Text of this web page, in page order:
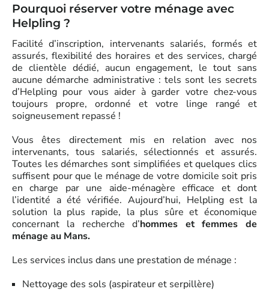
Pourquoi réserver votre ménage avec
Helpling ?
Facilité d’inscription, intervenants salariés, formés et
assurés, flexibilité des horaires et des services, chargé
de clientèle dédié, aucun engagement, le tout sans
aucune démarche administrative : tels sont les secrets
d’Helpling pour vous aider à garder votre chez-vous
toujours propre, ordonné et votre linge rangé et
soigneusement repassé !
Vous êtes directement mis en relation avec nos
intervenants, tous salariés, sélectionnés et assurés.
Toutes les démarches sont simplifiées et quelques clics
suffisent pour que le ménage de votre domicile soit pris
en charge par une aide-ménagère efficace et dont
l’identité a été vérifiée. Aujourd’hui, Helpling est la
solution la plus rapide, la plus sûre et économique
concernant la recherche d’hommes et femmes de
ménage au Mans.
Les services inclus dans une prestation de ménage :
Nettoyage des sols (aspirateur et serpillère)